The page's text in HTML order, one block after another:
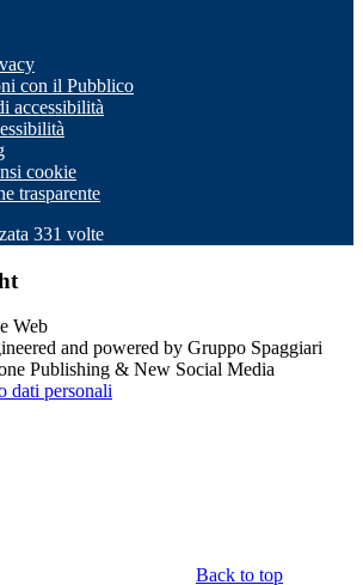
con il Pubblico
accessibilità
cookie
trasparente
331 volte
and powered by Gruppo Spaggiari
Publishing & New Social Media
dati personali
Back to top